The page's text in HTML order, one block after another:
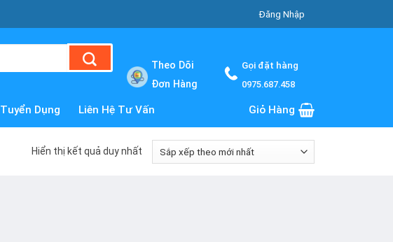
Đăng Nhập
Theo Dõi
Đơn Hàng
Gọi đặt hàng
0975.687.458
Tuyển Dụng Liên Hệ Tư Vấn Giỏ Hàng
Hiển thị kết quả duy nhất